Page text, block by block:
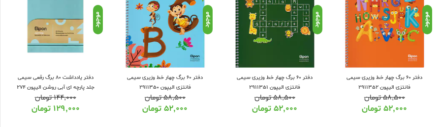
موجود
دفتر 60 برگ چهار خط وزیری سیمی
فانتزی الیپون 2911352
۵۸,۵۰۰تومان
۵۲,۰۰۰تومان
موجود
دفتر 60 برگ چهار خط وزیری سیمی
فانتزی الیپون 2911351
۵۸,۵۰۰تومان
۵۲,۰۰۰تومان
موجود
دفتر 60 برگ چهار خط وزیری سیمی
فانتزی الیپون 2911350
۵۸,۵۰۰تومان
۵۲,۰۰۰تومان
موجود
دفتر یادداشت 80 برگ رقعی سیمی
جلد پارچه ای آبی روشن الیپون 274
۱۴۴,۰۰۰تومان
۱۲۹,۰۰۰ تومان